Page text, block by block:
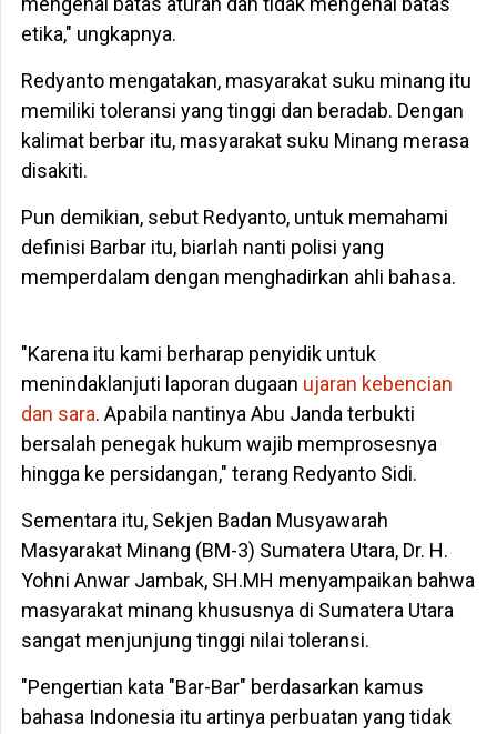
etika," ungkapnya.
Redyanto mengatakan, masyarakat suku minang itu
memiliki toleransi yang tinggi dan beradab. Dengan
kalimat berbar itu, masyarakat suku Minang merasa
disakiti.
Pun demikian, sebut Redyanto, untuk memahami
definisi Barbar itu, biarlah nanti polisi yang
memperdalam dengan menghadirkan ahli bahasa.
"Karena itu kami berharap penyidik untuk
menindaklanjuti laporan dugaan ujaran kebencian
dan sara. Apabila nantinya Abu Janda terbukti
bersalah penegak hukum wajib memprosesnya
hingga ke persidangan," terang Redyanto Sidi.
Sementara itu, Sekjen Badan Musyawarah
Masyarakat Minang (BM-3) Sumatera Utara, Dr. H.
Yohni Anwar Jambak, SH.MH menyampaikan bahwa
masyarakat minang khususnya di Sumatera Utara
sangat menjunjung tinggi nilai toleransi.
"Pengertian kata "Bar-Bar" berdasarkan kamus
bahasa Indonesia itu artinya perbuatan yang tidak